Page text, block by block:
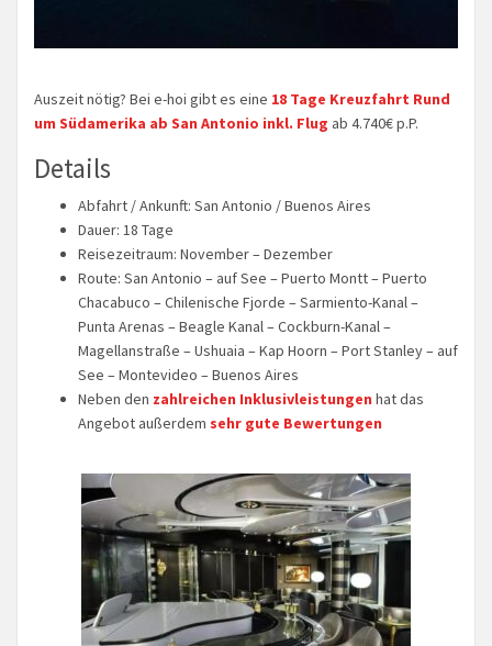
Auszeit nötig? Bei e-hoi gibt es eine 18 Tage Kreuzfahrt Rund
um Südamerika ab San Antonio inkl. Flug ab 4.740€ p.P.
Details
Abfahrt / Ankunft: San Antonio / Buenos Aires
Dauer: 18 Tage
Reisezeitraum: November – Dezember
Route: San Antonio – auf See – Puerto Montt – Puerto
Chacabuco – Chilenische Fjorde – Sarmiento-Kanal –
Punta Arenas – Beagle Kanal – Cockburn-Kanal –
Magellanstraße – Ushuaia – Kap Hoorn – Port Stanley – auf
See – Montevideo – Buenos Aires
Neben den zahlreichen Inklusivleistungen hat das
Angebot außerdem sehr gute Bewertungen